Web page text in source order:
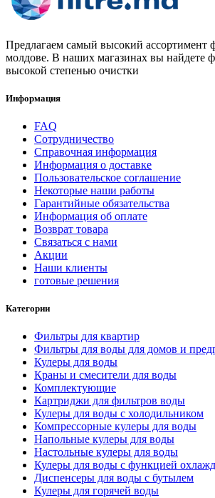
Предлагаем самый высокий ассортимент
молдове. В наших магазинах вы найдете
высокой степенью очистки
Информация
FAQ
Сотрудничество
Справочная информация
Информация о доставке
Пользовательское соглашение
Некоторые наши работы
Гарантийные обязательства
Информация об оплате
Возврат товара
Связаться с нами
Акции
Наши клиенты
готовые решения
Категории
Фильтры для квартир
Фильтры для воды для домов и
Кулеры для воды
Краны и смесители для воды
Комплектующие
Картриджи для фильтров воды
Кулеры для воды с холодильником
Компрессорные кулеры для воды
Напольные кулеры для воды
Настольные кулеры для воды
Кулеры для воды с функцией
Диспенсеры для воды с бутылем
Кулеры для горячей воды